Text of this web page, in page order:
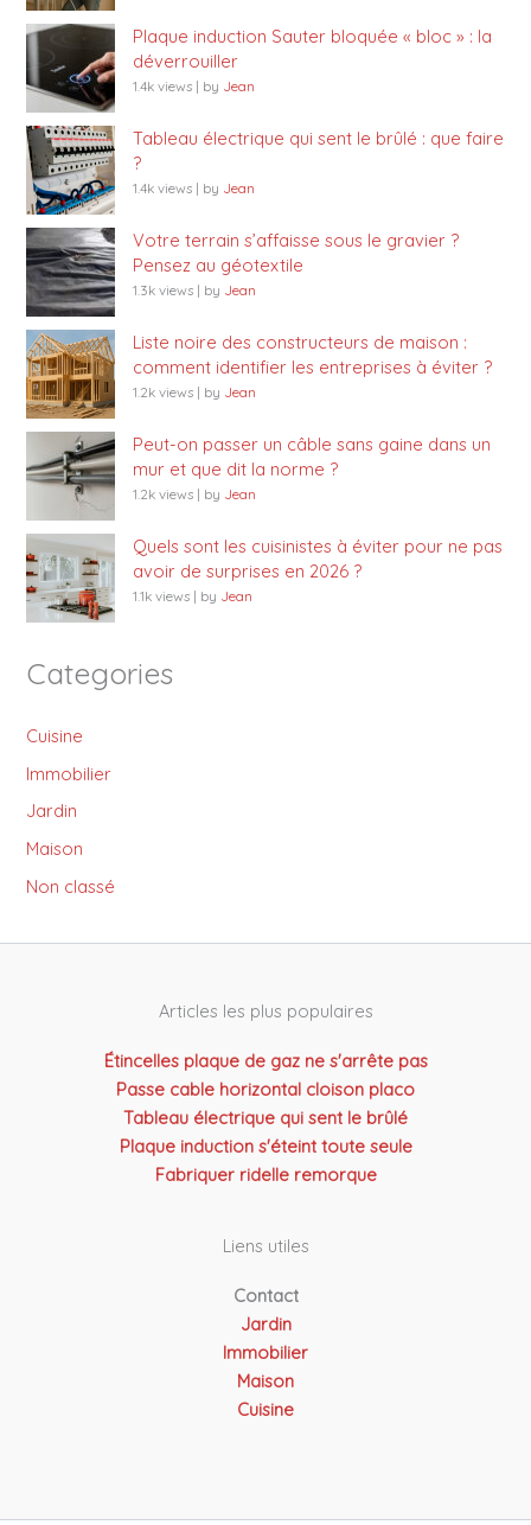
Plaque induction Sauter bloquée « bloc » : la
déverrouiller
1.4k views | by Jean
Tableau électrique qui sent le brûlé : que faire
?
1.4k views | by Jean
Votre terrain s’affaisse sous le gravier ?
Pensez au géotextile
1.3k views | by Jean
Liste noire des constructeurs de maison :
comment identifier les entreprises à éviter ?
1.2k views | by Jean
Peut-on passer un câble sans gaine dans un
mur et que dit la norme ?
1.2k views | by Jean
Quels sont les cuisinistes à éviter pour ne pas
avoir de surprises en 2026 ?
1.1k views | by Jean
Categories
Cuisine
Immobilier
Jardin
Maison
Non classé
Articles les plus populaires
Étincelles plaque de gaz ne s'arrête pas
Passe cable horizontal cloison placo
Tableau électrique qui sent le brûlé
Plaque induction s'éteint toute seule
Fabriquer ridelle remorque
Liens utiles
Contact
Jardin
Immobilier
Maison
Cuisine